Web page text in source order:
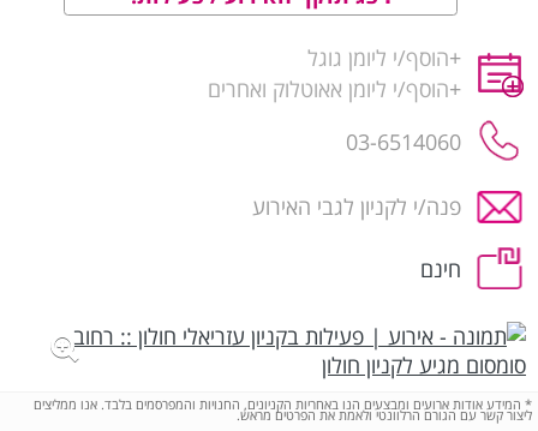
+הוסף/י ליומן גוגל
+הוסף/י ליומן אאוטלוק ואחרים
03-6514060
פנה/י לקניון לגבי האירוע
חינם
* המידע אודות ארועים ומבצעים הנו באחריות הקניונים, החנויות והמפרסמים בלבד. אנו ממליצים
ליצור קשר עם הגורם הרלוונטי ולאמת את הפרטים מראש.